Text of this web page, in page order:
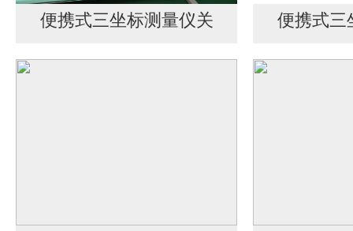
便携式三坐标测量仪关 便携式三